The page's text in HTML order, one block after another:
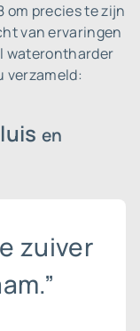
om precies te zijn
van ervaringen
waterontharder
verzameld:
en
zuiver